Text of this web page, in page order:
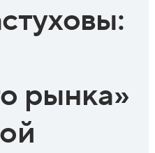
рынка»